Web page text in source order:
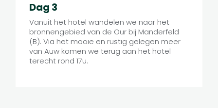
Dag 3
Vanuit het hotel wandelen we naar het
bronnengebied van de Our bij Manderfeld
(B). Via het mooie en rustig gelegen meer
van Auw komen we terug aan het hotel
terecht rond 17u.